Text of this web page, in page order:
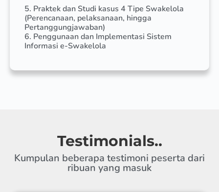
5. Praktek dan Studi kasus 4 Tipe Swakelola
(Perencanaan, pelaksanaan, hingga
Pertanggungjawaban)
6. Penggunaan dan Implementasi Sistem
Informasi e-Swakelola
Testimonials..
Kumpulan beberapa testimoni peserta dari
ribuan yang masuk